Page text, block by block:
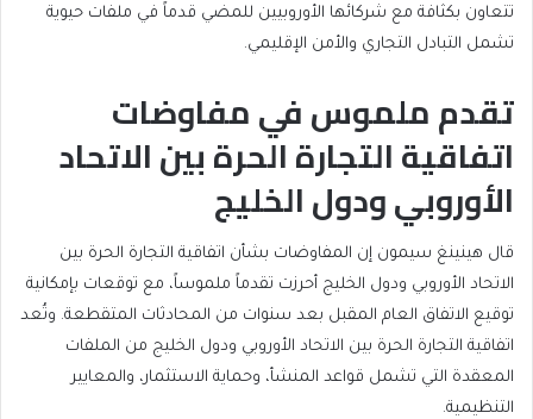
تتعاون بكثافة مع شركائها الأوروبيين للمضي قدماً في ملفات حيوية
تشمل التبادل التجاري والأمن الإقليمي.
تقدم ملموس في مفاوضات
اتفاقية التجارة الحرة بين الاتحاد
الأوروبي ودول الخليج
قال هينينغ سيمون إن المفاوضات بشأن اتفاقية التجارة الحرة بين
الاتحاد الأوروبي ودول الخليج أحرزت تقدماً ملموساً، مع توقعات بإمكانية
توقيع الاتفاق العام المقبل بعد سنوات من المحادثات المتقطعة. وتُعد
اتفاقية التجارة الحرة بين الاتحاد الأوروبي ودول الخليج من الملفات
المعقدة التي تشمل قواعد المنشأ، وحماية الاستثمار، والمعايير
التنظيمية.